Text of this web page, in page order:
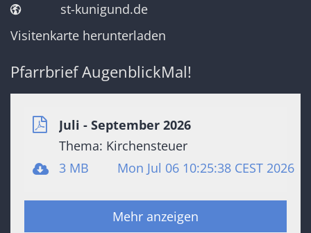
st-kunigund.de
Visitenkarte herunterladen
Pfarrbrief AugenblickMal!
Juli - September 2026
Thema: Kirchensteuer
3 MB
Mon Jul 06 10:25:38 CEST 2026
Mehr anzeigen